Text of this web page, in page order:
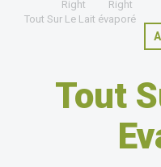
Tout Sur Le Lait évaporé
Tout